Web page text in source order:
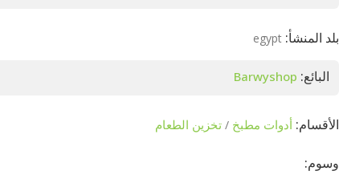
بلد المنشأ: egypt
البائع: Barwyshop
الأقسام: أدوات مطبخ / تخزين الطعام
وسوم: